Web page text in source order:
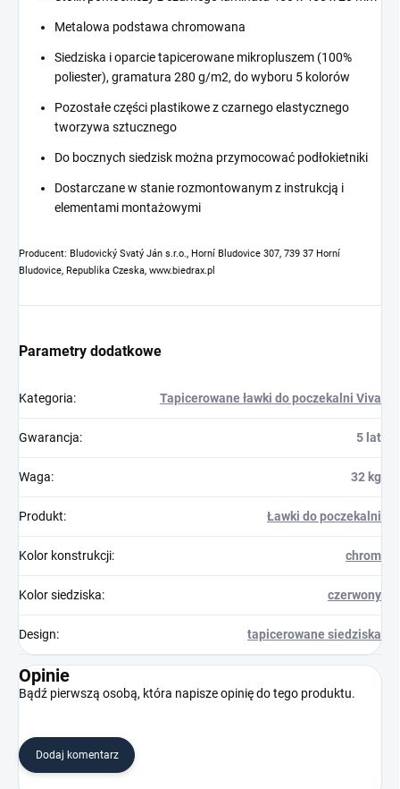
Metalowa podstawa chromowana
Siedziska i oparcie tapicerowane mikropluszem (100%
poliester), gramatura 280 g/m2, do wyboru 5 kolorów
Pozostałe części plastikowe z czarnego elastycznego
tworzywa sztucznego
Do bocznych siedzisk można przymocować podłokietniki
Dostarczane w stanie rozmontowanym z instrukcją i
elementami montażowymi
Producent: Bludovický Svatý Ján s.r.o., Horní Bludovice 307, 739 37 Horní
Bludovice, Republika Czeska, www.biedrax.pl
Parametry dodatkowe
Kategoria: Tapicerowane ławki do poczekalni Viva
Gwarancja: 5 lat
Waga: 32 kg
Produkt: Ławki do poczekalni
Kolor konstrukcji: chrom
Kolor siedziska: czerwony
Design: tapicerowane siedziska
Opinie
Bądź pierwszą osobą, która napisze opinię do tego produktu.
Dodaj komentarz